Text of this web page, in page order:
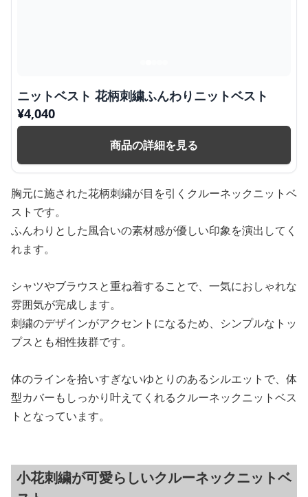
ニットベスト 花柄刺繍ふんわりニットベスト
¥4,040
商品の詳細を見る
胸元に施された花柄刺繍が目を引くクルーネックニットベ
ストです。
ふんわりとした風合いの素材感が優しい印象を演出してく
れます。
シャツやブラウスと重ね着することで、一気におしゃれな
雰囲気が完成します。
刺繍のデザインがアクセントになるため、シンプルなトッ
プスとも相性抜群です。
体のラインを拾いすぎないゆとりのあるシルエットで、体
型カバーもしっかり叶えてくれるクルーネックニットベス
トとなっています。
小花刺繍が可愛らしいクルーネックニットベ